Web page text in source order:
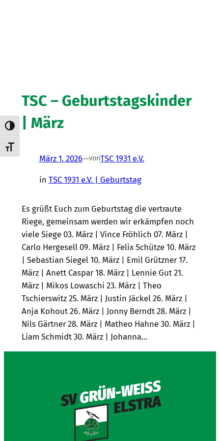
Umschalten auf hohe Kontraste
Schrift vergrößern
TSC – Geburtstagskinder
| März
März 1, 2026—vonTSC 1931 e.V.
in TSC 1931 e.V. | Geburtstag
Es grüßt Euch zum Geburtstag die vertraute
Riege, gemeinsam werden wir erkämpfen noch
viele Siege 03. März | Vince Fröhlich 07. März |
Carlo Hergesell 09. März | Felix Schütze 10. März
| Sebastian Siegel 10. März | Emil Grützner 17.
März | Anett Caspar 18. März | Lennie Gut 21.
März | Mikos Lowaschi 23. März | Theo
Tschierswitz 25. März | Justin Jäckel 26. März |
Anja Kohout 26. März | Jonny Berndt 28. März |
Nils Gärtner 28. März | Matheo Hahne 30. März |
Liam Schmidt 30. März | Johanna…